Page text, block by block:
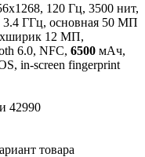
120 Гц, 3500 нит,
3.4 ГГц, основная 50 МП
12 МП,
6.0, NFC, 6500 мАч,
in-screen fingerprint
42990
товара